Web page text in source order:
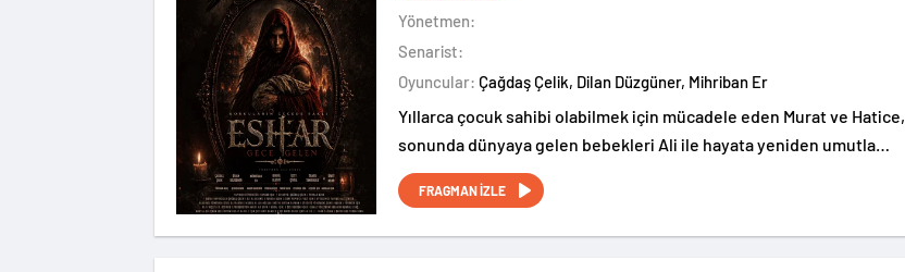
Yönetmen:
Senarist:
Oyuncular:
Çağdaş Çelik, Dilan Düzgüner, Mihriban Er
Yıllarca çocuk sahibi olabilmek için mücadele eden Murat ve Hatice,
sonunda dünyaya gelen bebekleri Ali ile hayata yeniden umutla
bağlanır. Ancak mutlulukları uzun sürmez; Ali, doğumunun kırkıncı
gecesinde gizemli bir şekilde ortadan kaybolur.
FRAGMAN İZLE